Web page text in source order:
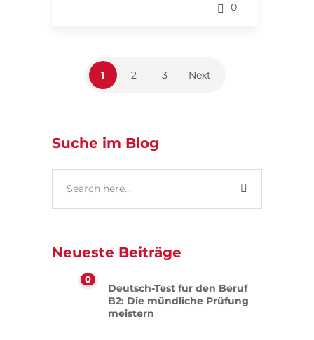
0
1 2 3 Next
Suche im Blog
Neueste Beiträge
0
Deutsch-Test für den Beruf
B2: Die mündliche Prüfung
meistern